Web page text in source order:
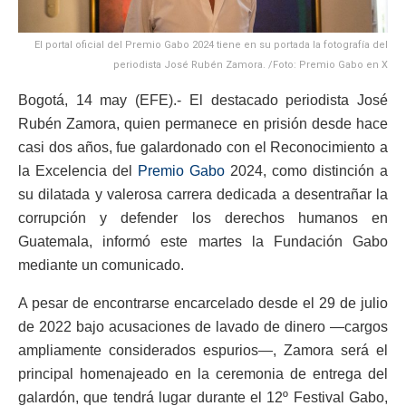
El portal oficial del Premio Gabo 2024 tiene en su portada la fotografía del
periodista José Rubén Zamora. /Foto: Premio Gabo en X
Bogotá, 14 may (EFE).- El destacado periodista José
Rubén Zamora, quien permanece en prisión desde hace
casi dos años, fue galardonado con el Reconocimiento a
la Excelencia del
Premio Gabo 2024, como distinción a
su dilatada y valerosa carrera dedicada a desentrañar la
corrupción y defender los derechos humanos en
Guatemala, informó este martes la Fundación Gabo
mediante un comunicado.
A pesar de encontrarse encarcelado desde el 29 de julio
de 2022 bajo acusaciones de lavado de dinero —cargos
ampliamente considerados espurios—, Zamora será el
principal homenajeado en la ceremonia de entrega del
galardón, que tendrá lugar durante el 12º Festival Gabo,